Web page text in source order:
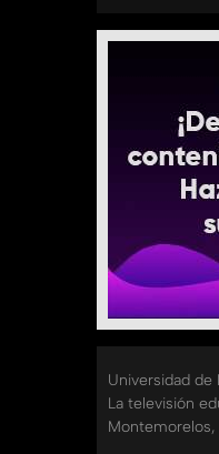
manos de
basada en
Recuerda
Categorías:
momento
Universidad
La televisión